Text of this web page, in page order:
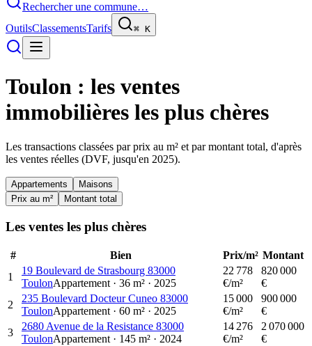
Rechercher une commune…
OutilsClassementsTarifs ⌘ K
Toulon : les ventes
immobilières les plus chères
Les transactions classées par prix au m² et par montant total, d'après
les ventes réelles (DVF, jusqu'en 2025).
Appartements
Maisons
Prix au m²
Montant total
Les ventes les plus chères
# Bien Prix/m² Montant
1
19 Boulevard de Strasbourg 83000
ToulonAppartement · 36 m² · 2025
22 778
€/m²
820 000
€
2
235 Boulevard Docteur Cuneo 83000
ToulonAppartement · 60 m² · 2025
15 000
€/m²
900 000
€
3
2680 Avenue de la Resistance 83000
ToulonAppartement · 145 m² · 2024
14 276
€/m²
2 070 000
€